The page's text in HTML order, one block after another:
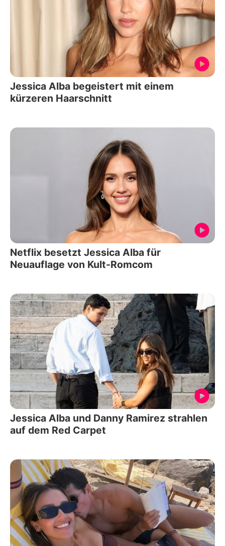
Jessica Alba begeistert mit einem
kürzeren Haarschnitt
Netflix besetzt Jessica Alba für
Neuauflage von Kult-Romcom
Jessica Alba und Danny Ramirez strahlen
auf dem Red Carpet